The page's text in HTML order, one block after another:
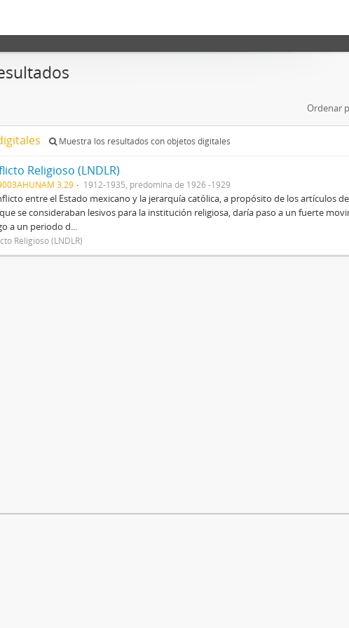
Ordenar
Muestra los resultados con objetos digitales
Religioso (LNDLR)
3.29 1912-1935, predomina de 1926 -1929
entre el Estado mexicano y la jerarquía católica, a propósito de los artículos
se consideraban lesivos para la institución religiosa, daría paso a un fuerte
a un periodo d...
Religioso (LNDLR)